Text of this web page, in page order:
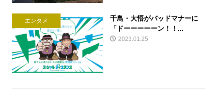
エンタメ
千鳥・大悟がバッドマナーに
「ドーーーーーン！！...
2023.01.25